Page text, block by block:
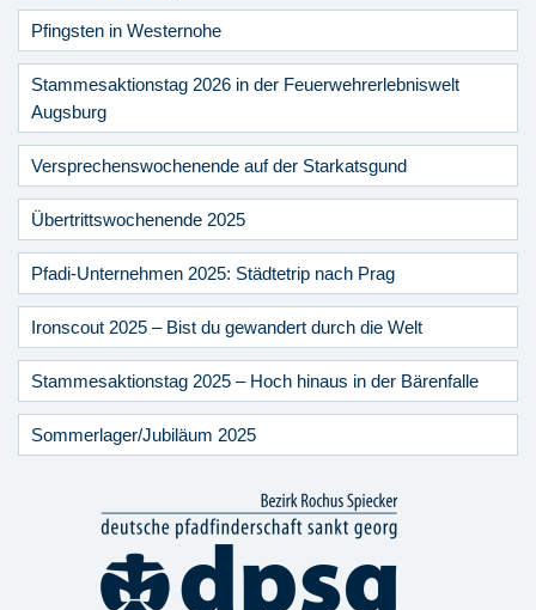
Pfingsten in Westernohe
Stammesaktionstag 2026 in der Feuerwehrerlebniswelt
Augsburg
Versprechenswochenende auf der Starkatsgund
Übertrittswochenende 2025
Pfadi-Unternehmen 2025: Städtetrip nach Prag
Ironscout 2025 – Bist du gewandert durch die Welt
Stammesaktionstag 2025 – Hoch hinaus in der Bärenfalle
Sommerlager/Jubiläum 2025